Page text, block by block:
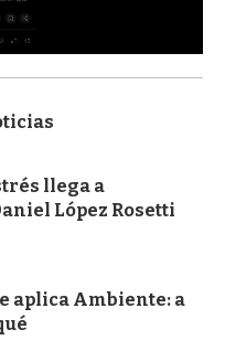
llega a
López Rosetti
aplica Ambiente: a